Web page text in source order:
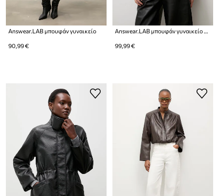
Answear.LAB μπουφάν γυναικείο
90,99 € 99,99 €